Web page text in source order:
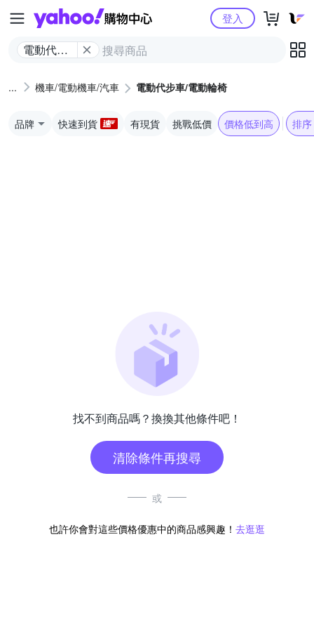
Yahoo購物中心
電動代步
椅
登入
機車/電動機車/汽車 電動代步車/電動輪椅
品牌 快速到貨 有現貨 挑戰低價 價格低到高 排序
找不到商品嗎？換換其他條件吧！
清除條件再搜尋
或
也許你會對這些價格優惠中的商品感興趣！ 去逛逛